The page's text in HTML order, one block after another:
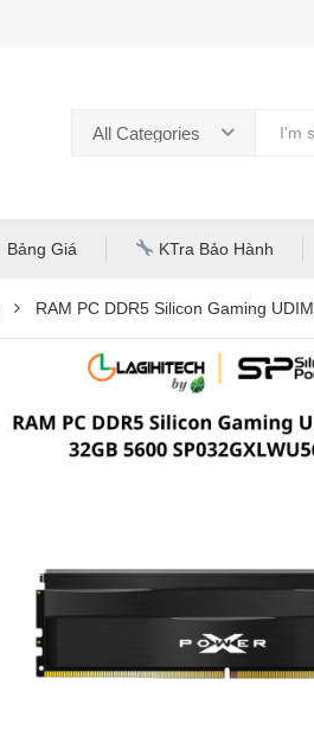
All Categories
Bảng Giá KTra Bảo Hành
RAM PC DDR5 Silicon Gaming